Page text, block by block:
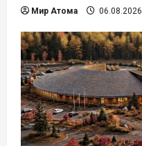
Мир Атома 06.08.2026